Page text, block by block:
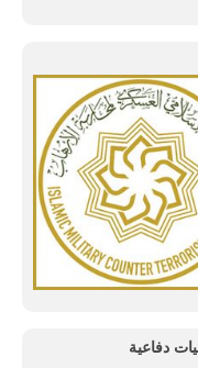
دفاعية